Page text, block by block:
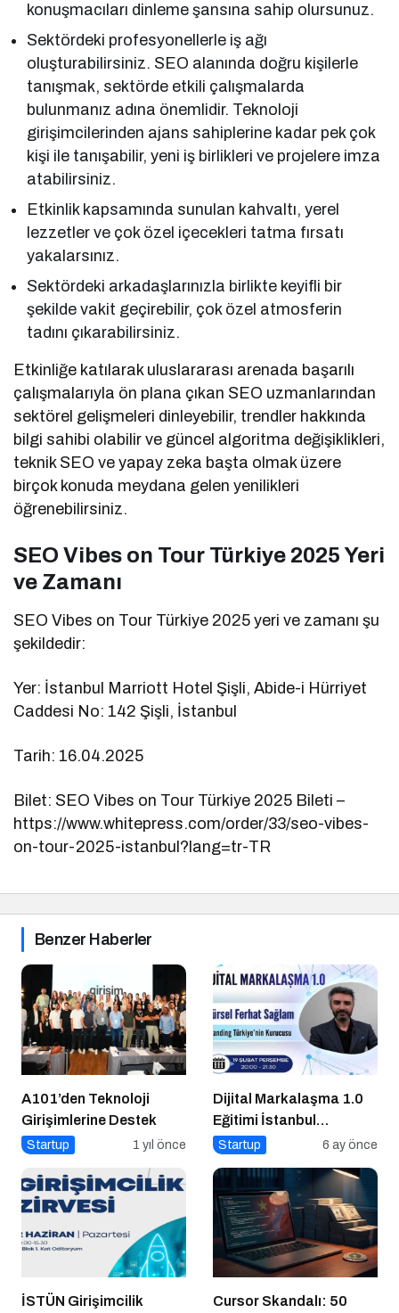
konuşmacıları dinleme şansına sahip olursunuz.
Sektördeki profesyonellerle iş ağı
oluşturabilirsiniz. SEO alanında doğru kişilerle
tanışmak, sektörde etkili çalışmalarda
bulunmanız adına önemlidir. Teknoloji
girişimcilerinden ajans sahiplerine kadar pek çok
kişi ile tanışabilir, yeni iş birlikleri ve projelere imza
atabilirsiniz.
Etkinlik kapsamında sunulan kahvaltı, yerel
lezzetler ve çok özel içecekleri tatma fırsatı
yakalarsınız.
Sektördeki arkadaşlarınızla birlikte keyifli bir
şekilde vakit geçirebilir, çok özel atmosferin
tadını çıkarabilirsiniz.
Etkinliğe katılarak uluslararası arenada başarılı
çalışmalarıyla ön plana çıkan SEO uzmanlarından
sektörel gelişmeleri dinleyebilir, trendler hakkında
bilgi sahibi olabilir ve güncel algoritma değişiklikleri,
teknik SEO ve yapay zeka başta olmak üzere
birçok konuda meydana gelen yenilikleri
öğrenebilirsiniz.
SEO Vibes on Tour Türkiye 2025 Yeri
ve Zamanı
SEO Vibes on Tour Türkiye 2025 yeri ve zamanı şu
şekildedir:
Yer: İstanbul Marriott Hotel Şişli, Abide-i Hürriyet
Caddesi No: 142 Şişli, İstanbul
Tarih: 16.04.2025
Bilet: SEO Vibes on Tour Türkiye 2025 Bileti –
https://www.whitepress.com/order/33/seo-vibes-
on-tour-2025-istanbul?lang=tr-TR
Benzer Haberler
A101’den Teknoloji
Girişimlerine Destek
Startup 1 yıl önce
Dijital Markalaşma 1.0
Eğitimi İstanbul
Üniversitesi’nde
Startup 6 ay önce
İSTÜN Girişimcilik
Cursor Skandalı: 50